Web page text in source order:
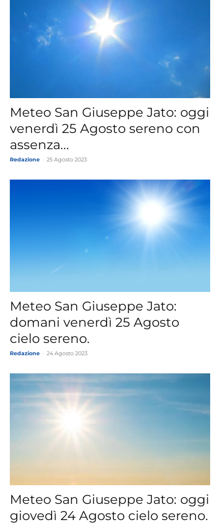
Meteo San Giuseppe Jato: oggi
venerdì 25 Agosto sereno con
assenza...
Redazione 25 Agosto 2023
Meteo San Giuseppe Jato:
domani venerdì 25 Agosto
cielo sereno.
Redazione 24 Agosto 2023
Meteo San Giuseppe Jato: oggi
giovedì 24 Agosto cielo sereno.